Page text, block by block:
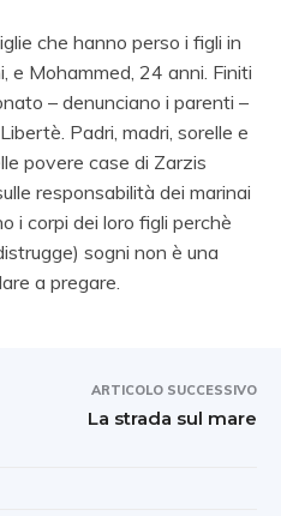
che hanno perso i figli in
e Mohammed, 24 anni. Finiti
– denunciano i parenti –
Padri, madri, sorelle e
povere case di Zarzis
responsabilità dei marinai
i corpi dei loro figli perchè
sogni non è una
a pregare.
ARTICOLO SUCCESSIVO
La strada sul mare